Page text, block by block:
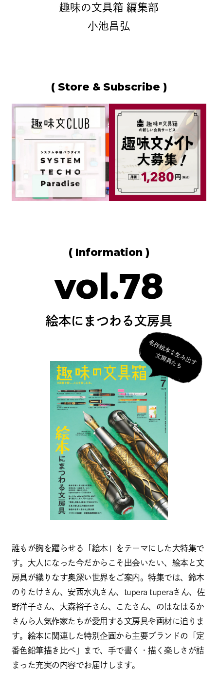
趣味の文具箱 編集部
小池昌弘
( Store & Subscribe )
( Information )
vol.78
絵本にまつわる文房具
名
作
絵
本
を
生
み
出
す
文
房
具
た
ち
誰もが胸を躍らせる「絵本」をテーマにした大特集で
す。大人になった今だからこそ出会いたい、絵本と文
房具が織りなす奥深い世界をご案内。特集では、鈴木
のりたけさん、安西水丸さん、tupera tuperaさん、佐
野洋子さん、大森裕子さん、こたさん、のはなはるか
さんら人気作家たちが愛用する文房具や画材に迫りま
す。絵本に関連した特別企画から主要ブランドの「定
番色鉛筆描き比べ」まで、手で書く・描く楽しさが詰
まった充実の内容でお届けします。